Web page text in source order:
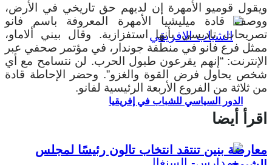
الدور السياسي للشباب في إفريقيا
ويقول قوميو الأمهرة إن لديهم حق تاريخي في الأرض،
ووصف قادة ميليشيا الأمهرة المعروفة باسم فانو
تصريحات تاديسي بأنها استفزازية. وقال بيني ألاماو،
ممثل فرع فانو في منطقة جوندار، في مؤتمر صحفي عبر
الإنترنت: “إنهم يقرعون طبول الحرب. لن نتسامح مع أي
شخص يحاول فرض القوة والغزو”. وحضر الإحاطة قادة
من ثلاثة من الفروع الأربعة الرئيسية لفانو.
اقرأ أيضا
معارضة بنين تنتقد انتخاب تالون رئيسًا لمجلس